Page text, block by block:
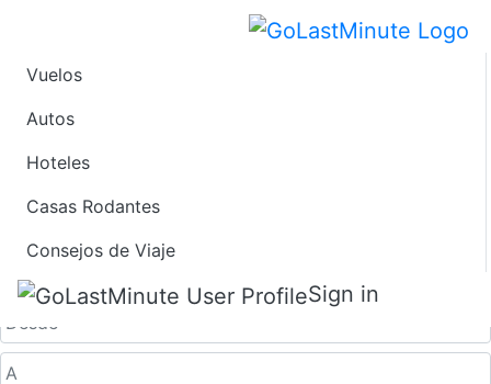
Vuelos
Autos
Hoteles
Casas Rodantes
Consejos de Viaje
Sign in
Ofertas de Viaje de
Último Minuto a San
Cristóbal y Nieves
Solo ida